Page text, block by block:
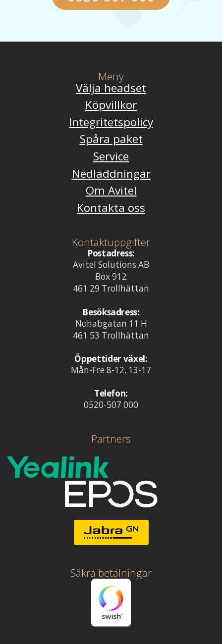
Meny
Välja headset
Köpvillkor
Integritetspolicy
Spåra paket
Service
Nedladdningar
Om Avitel
Kontakta oss
Kontaktuppgifter
Postadress:
Avitel Solutions AB
Box 912
461 29 Trollhättan
Besöksadress:
Nohabgatan 11 H
461 53 Trollhättan
Öppettider växel:
Mån-Fre 8-12, 13-17
Telefon:
0520-507 000
Partners
Säkra betalningar